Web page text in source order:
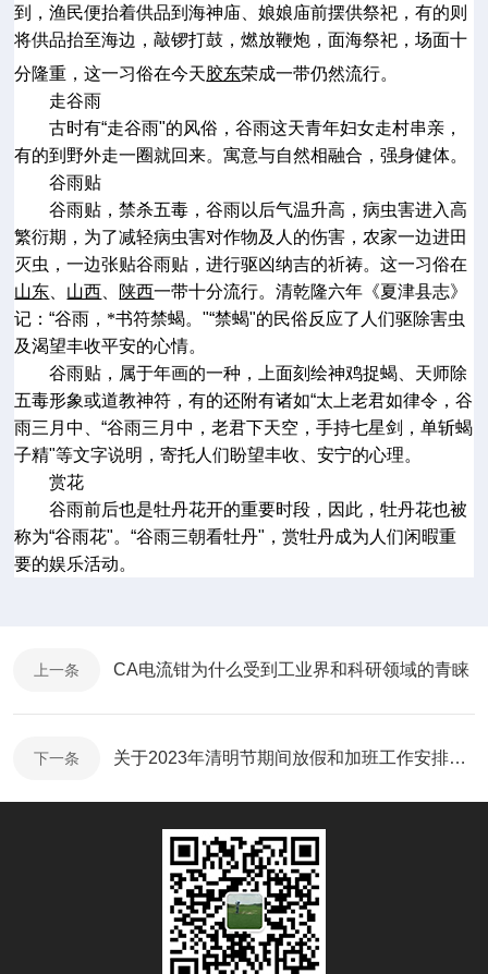
到，渔民便抬着供品到海神庙、娘娘庙前摆供祭祀，有的则
将供品抬至海边，敲锣打鼓，燃放鞭炮，面海祭祀，场面十
分隆重，这一习俗在今天胶东荣成一带仍然流行。
走谷雨
古时有“走谷雨"的风俗，谷雨这天青年妇女走村串亲，
有的到野外走一圈就回来。寓意与自然相融合，强身健体。
谷雨贴
谷雨贴，禁杀五毒，谷雨以后气温升高，病虫害进入高
繁衍期，为了减轻病虫害对作物及人的伤害，农家一边进田
灭虫，一边张贴谷雨贴，进行驱凶纳吉的祈祷。这一习俗在
山东
山西 陕西一带十分流行。清乾隆六年《夏津县志》
记：“谷雨，*书符禁蝎。"“禁蝎"的民俗反应了人们驱除害虫
及渴望丰收平安的心情。
谷雨贴，属于年画的一种，上面刻绘神鸡捉蝎、天师除
五毒形象或道教神符，有的还附有诸如“太上老君如律令，谷
雨三月中
、“谷雨三月中，老君下天空，手持七星剑，单斩蝎
子精"等文字说明，寄托人们盼望丰收、安宁的心理。
赏花
谷雨前后也是牡丹花开的重要时段，因此，牡丹花也被
称为“谷雨花"。“谷雨三朝看牡丹" ，赏牡丹成为人们闲暇重
要的娱乐活动。
上一条 CA电流钳为什么受到工业界和科研领域的青睐
下一条 关于2023年清明节期间放假和加班工作安排的通知